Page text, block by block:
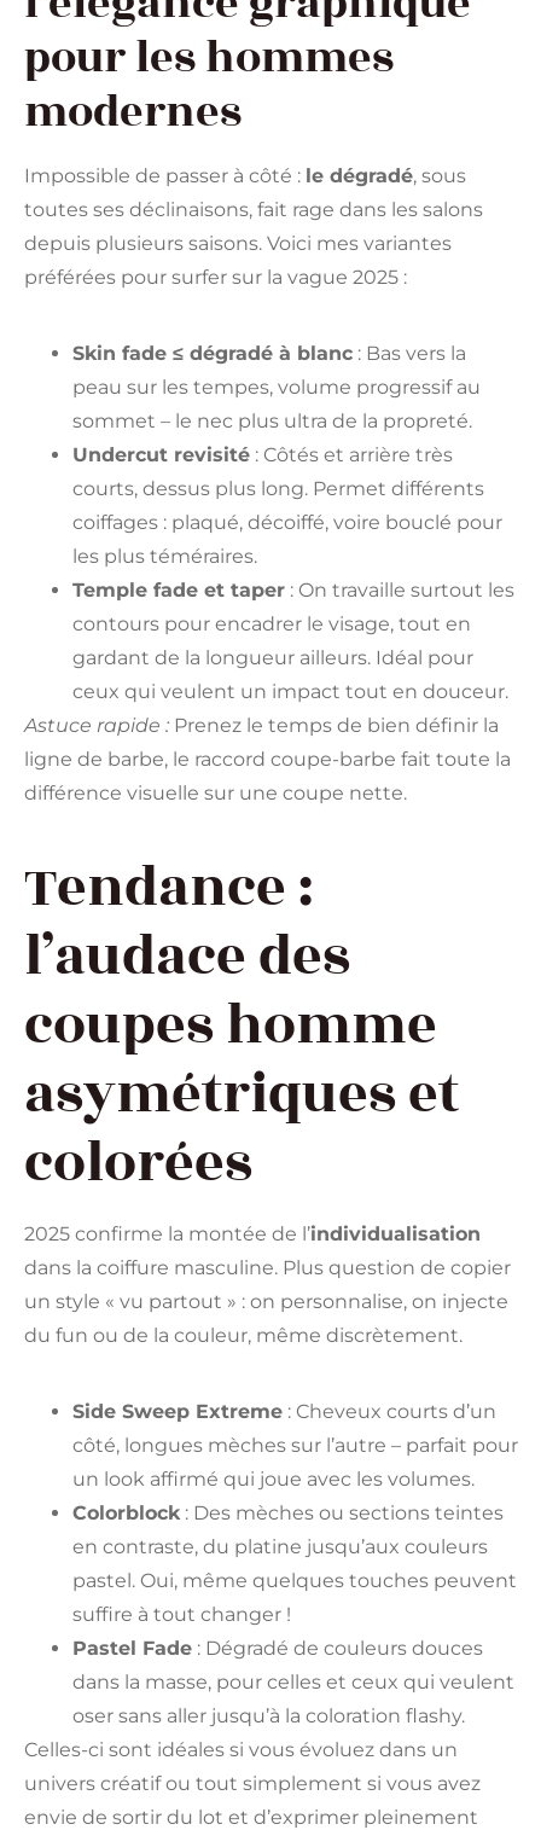
pour les hommes
modernes
Impossible de passer à côté : le dégradé, sous
toutes ses déclinaisons, fait rage dans les salons
depuis plusieurs saisons. Voici mes variantes
préférées pour surfer sur la vague 2025 :
Skin fade ≤ dégradé à blanc : Bas vers la
peau sur les tempes, volume progressif au
sommet – le nec plus ultra de la propreté.
Undercut revisité : Côtés et arrière très
courts, dessus plus long. Permet différents
coiffages : plaqué, décoiffé, voire bouclé pour
les plus téméraires.
Temple fade et taper : On travaille surtout les
contours pour encadrer le visage, tout en
gardant de la longueur ailleurs. Idéal pour
ceux qui veulent un impact tout en douceur.
Astuce rapide : Prenez le temps de bien définir la
ligne de barbe, le raccord coupe-barbe fait toute la
différence visuelle sur une coupe nette.
Tendance :
l’audace des
coupes homme
asymétriques et
colorées
2025 confirme la montée de l’individualisation
dans la coiffure masculine. Plus question de copier
un style « vu partout » : on personnalise, on injecte
du fun ou de la couleur, même discrètement.
Side Sweep Extreme : Cheveux courts d’un
côté, longues mèches sur l’autre – parfait pour
un look affirmé qui joue avec les volumes.
Colorblock: Des mèches ou sections teintes
en contraste, du platine jusqu’aux couleurs
pastel. Oui, même quelques touches peuvent
suffire à tout changer !
Pastel Fade : Dégradé de couleurs douces
dans la masse, pour celles et ceux qui veulent
oser sans aller jusqu’à la coloration flashy.
Celles-ci sont idéales si vous évoluez dans un
univers créatif ou tout simplement si vous avez
envie de sortir du lot et d’exprimer pleinement